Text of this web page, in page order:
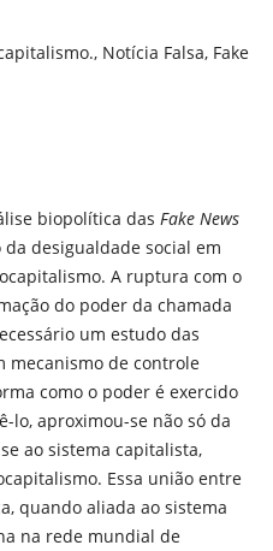
Notícia Falsa, Fake
biopolítica das Fake News
desigualdade social em
A ruptura com o
do poder da chamada
um estudo das
mecanismo de controle
como o poder é exercido
lo, aproximou-se não só da
ao sistema capitalista,
Essa união entre
quando aliada ao sistema
na rede mundial de